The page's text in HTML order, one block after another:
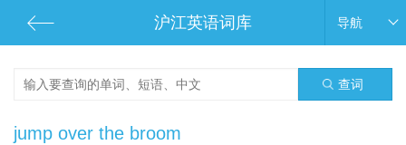
沪江英语词库 导航
查词
jump over the broom